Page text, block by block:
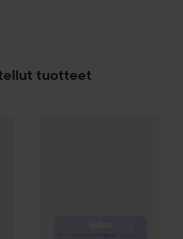
tuotteet